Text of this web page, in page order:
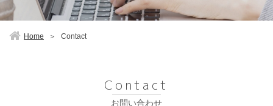
Home ＞ Contact
Contact
お問い合わせ